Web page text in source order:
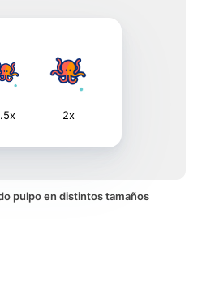
2x
pulpo en distintos tamaños